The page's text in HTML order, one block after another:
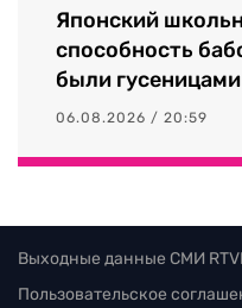
Японский
способность
были гусеницами
06.08.2026 / 20:59
Выходные данные СМИ RTVI
Пользовательское